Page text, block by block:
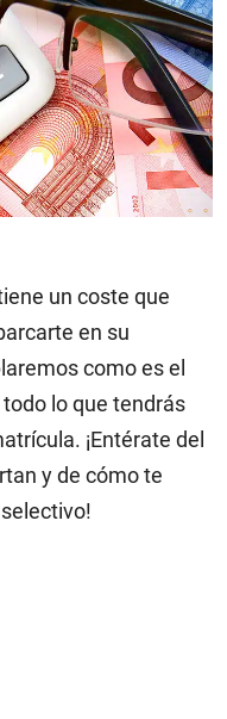
un coste que
en su
como es el
todo lo que tendrás
¡Entérate del
y de cómo te